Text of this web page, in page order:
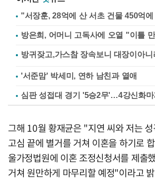
"서장훈, 28억에 산 서초 건물 450억
방은희, 어머니 고독사에 오열 "이틀
'서준맘' 박세미, 연하 남친과 열애
심판 성접대 경기 '5승2무'…4강신화
그해 10월 황재균은 "지연 씨와 저는
고심 끝에 별거를 거쳐 이혼을 하기로
울가정법원에 이혼 조정신청서를 제출
거쳐 원만하게 마무리할 예정"이라고